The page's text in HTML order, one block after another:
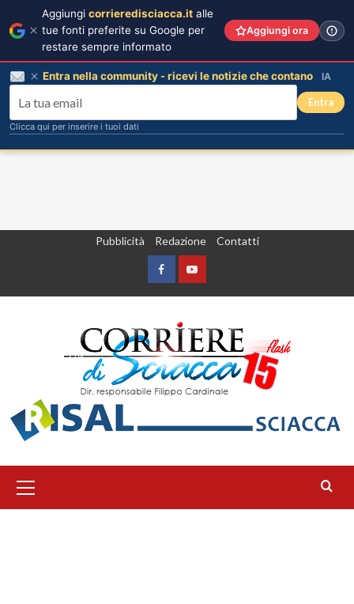
Pubblicità Redazione Contatti
FacebookYountube
principale
Aggiungi corrieredisciacca.it alle
tue fonti preferite su Google per
restare sempre informato
Aggiungi ora
Entra nella community - ricevi le notizie che contano IA
Entra
Clicca qui per inserire i tuoi dati